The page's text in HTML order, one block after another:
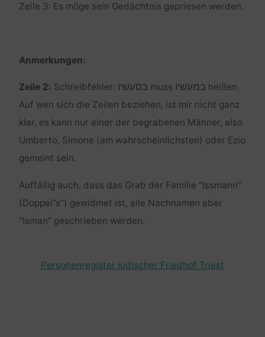
Zeile 3: Es möge sein Gedächtnis gepriesen werden.
Anmerkungen:
Zeile 2: Schreibfehler: בסעשיוmuss במעשיוheißen.
Auf wen sich die Zeilen beziehen, ist mir nicht ganz
klar, es kann nur einer der begrabenen Männer, also
Umberto, Simone (am wahrscheinlichsten) oder Ezio
gemeint sein.
Auffällig auch, dass das Grab der Familie “Issmann”
(Doppel”s”) gewidmet ist, alle Nachnamen aber
“Isman” geschrieben werden.
Personenregister jüdischer Friedhof Triest